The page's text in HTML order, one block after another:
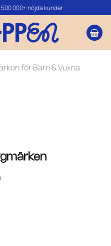
000+ nöjda kunder
för Barn & Vuxna